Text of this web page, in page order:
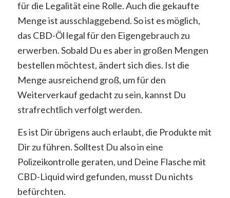
für die Legalität eine Rolle. Auch die gekaufte
Menge ist ausschlaggebend. So ist es möglich,
das CBD-Öl legal für den Eigengebrauch zu
erwerben. Sobald Du es aber in großen Mengen
bestellen möchtest, ändert sich dies. Ist die
Menge ausreichend groß, um für den
Weiterverkauf gedacht zu sein, kannst Du
strafrechtlich verfolgt werden.
Es ist Dir übrigens auch erlaubt, die Produkte mit
Dir zu führen. Solltest Du also in eine
Polizeikontrolle geraten, und Deine Flasche mit
CBD-Liquid wird gefunden, musst Du nichts
befürchten.